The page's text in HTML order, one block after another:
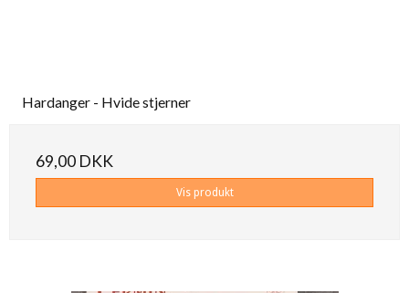
Hardanger - Hvide stjerner
69,00 DKK
Vis produkt